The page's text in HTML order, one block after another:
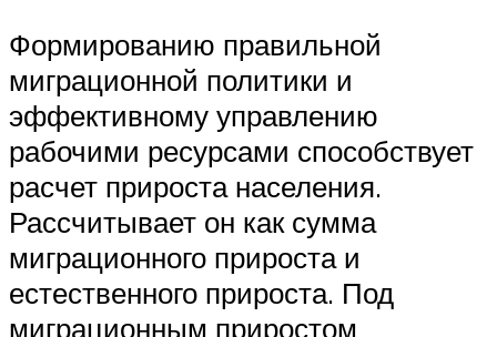
Формированию правильной
миграционной политики и
эффективному управлению
рабочими ресурсами способствует
расчет прироста населения.
Рассчитывает он как сумма
миграционного прироста и
естественного прироста. Под
миграционным приростом